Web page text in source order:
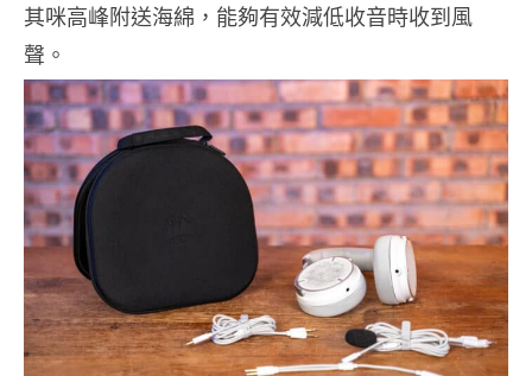
其咪高峰附送海綿，能夠有效減低收音時收到風
聲。